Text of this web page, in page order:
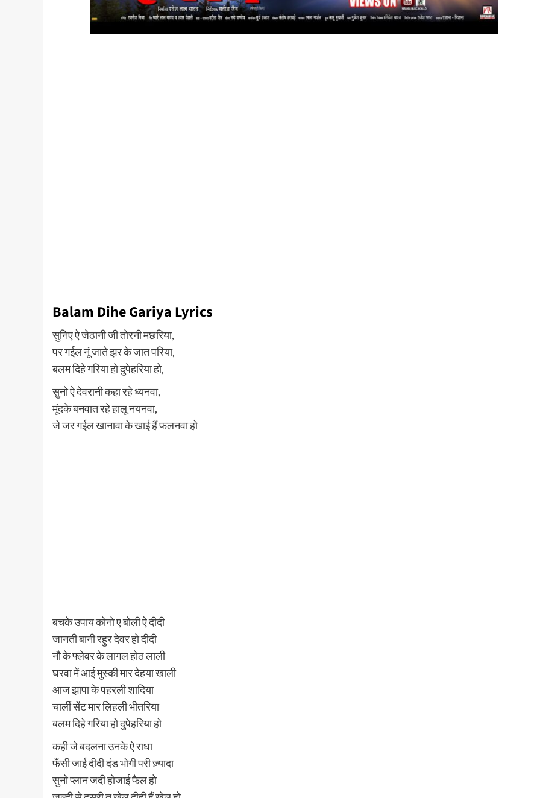
Balam Dihe Gariya Lyrics
सुनिए ऐ जेठानी जी तोरनी मछरिया,
पर गईल नूं जाते झर के जात परिया,
बलम दिहे गरिया हो दुपेहरिया हो,
सुनो ऐ देवरानी कहा रहे ध्यनवा,
मूंदके बनवात रहे हालू नयनवा,
जे जर गईल खानावा के खाई हैं फलनवा हो
बचके उपाय कोनो ए बोली ऐ दीदी
जानती बानी रहुर देवर हो दीदी
नौ के फ्लेवर के लागल होठ लाली
घरवा में आई मुस्की मार देहया खाली
आज झापा के पहरली शादिया
चार्ली सेंट मार लिहली भीतरिया
बलम दिहे गरिया हो दुपेहरिया हो
कही जे बदलना उनके ऐ राधा
फँसी जाई दीदी दंड भोगी परी ज़्यादा
सुनो प्लान जदी होजाई फैल हो